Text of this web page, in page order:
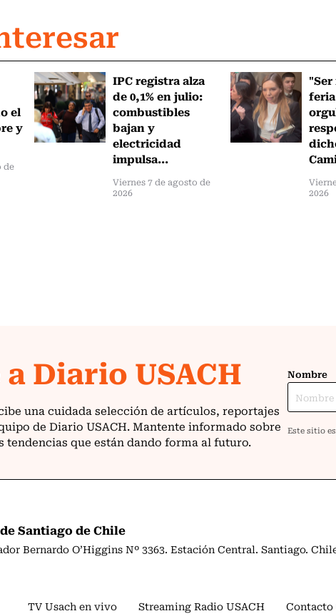
el
y
de
IPC registra alza
de 0,1% en julio:
combustibles
bajan y
electricidad
impulsa...
Viernes 7 de agosto de
2026
2026
Santiago de Chile
Bernardo O’Higgins Nº 3363. Estación Central. Santiago.
TV Usach en vivo Streaming Radio USACH Contacto